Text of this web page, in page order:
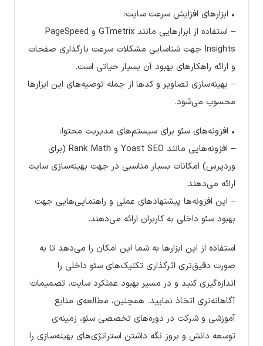
• ابزارهای افزایش سرعت سایت:
– استفاده از ابزارهایی مانند GTmetrix و PageSpeed
Insights جهت شناسایی مشکلات سرعت بارگذاری صفحات
و ارائه راهکارهای بهبود آن بسیار حیاتی است.
– بهینه‌سازی تصاویر و کدها از جمله توصیه‌های این ابزارها
محسوب می‌شود.
• افزونه‌های سئو برای سیستم‌های مدیریت محتوا:
– افزونه‌هایی مانند Yoast SEO و Rank Math (برای
وردپرس) امکانات بسیار مناسبی در جهت بهینه‌سازی سایت
ارائه می‌دهند.
– این افزونه‌ها پیشنهادهای عملی و راهنمایی‌هایی جهت
بهبود سئو داخلی به کاربران ارائه می‌دهند.
استفاده از این ابزارها به شما این امکان را می‌دهد تا به
صورت دقیق‌تری اثرگذاری تکنیک‌های سئو داخلی را
اندازه‌گیری کنید و در مسیر بهبود عملکرد سایت، تصمیمات
آگاهانه‌تری اتخاذ نمایید. همچنین، مطالعه‌ی منابع
آموزشی و شرکت در دوره‌های تخصصی سئو، زمینه‌ی
توسعه دانش و بروز نگه داشتن استراتژی‌های بهینه‌سازی را